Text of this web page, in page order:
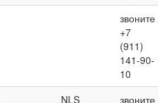
звоните
+7
(911)
141-90-
10
NLS
звоните